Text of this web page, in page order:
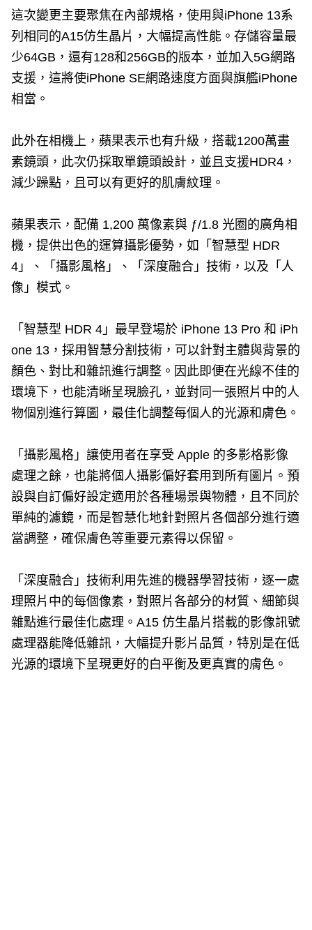
這次變更主要聚焦在內部規格，使用與iPhone 13系
列相同的A15仿生晶片，大幅提高性能。存儲容量最
少64GB，還有128和256GB的版本，並加入5G網路
支援，這將使‌iPhone SE‌網路速度方面與旗艦iPhone
相當。
此外在相機上，蘋果表示也有升級，搭載1200萬畫
素鏡頭，此次仍採取單鏡頭設計，並且支援HDR4，
減少躁點，且可以有更好的肌膚紋理。
蘋果表示，配備 1,200 萬像素與 ƒ/1.8 光圈的廣角相
機，提供出色的運算攝影優勢，如「智慧型 HDR
4」、「攝影風格」、「深度融合」技術，以及「人
像」模式。
「智慧型 HDR 4」最早登場於 iPhone 13 Pro 和 iPh
one 13，採用智慧分割技術，可以針對主體與背景的
顏色、對比和雜訊進行調整。因此即便在光線不佳的
環境下，也能清晰呈現臉孔，並對同一張照片中的人
物個別進行算圖，最佳化調整每個人的光源和膚色。
「攝影風格」讓使用者在享受 Apple 的多影格影像
處理之餘，也能將個人攝影偏好套用到所有圖片。預
設與自訂偏好設定適用於各種場景與物體，且不同於
單純的濾鏡，而是智慧化地針對照片各個部分進行適
當調整，確保膚色等重要元素得以保留。
「深度融合」技術利用先進的機器學習技術，逐一處
理照片中的每個像素，對照片各部分的材質、細節與
雜點進行最佳化處理。A15 仿生晶片搭載的影像訊號
處理器能降低雜訊，大幅提升影片品質，特別是在低
光源的環境下呈現更好的白平衡及更真實的膚色。